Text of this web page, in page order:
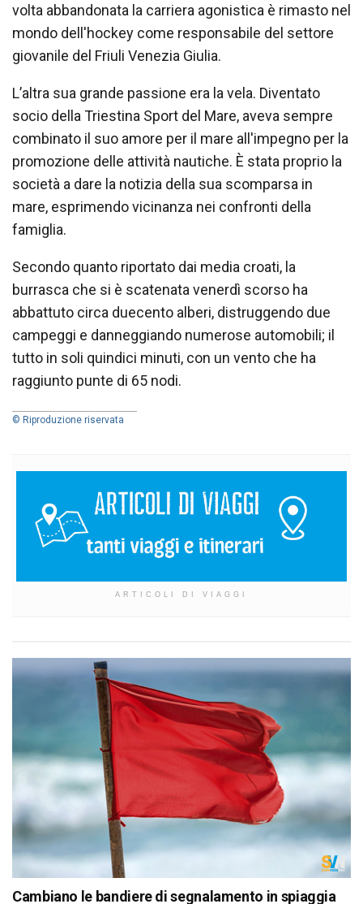
volta abbandonata la carriera agonistica è rimasto nel
mondo dell'hockey come responsabile del settore
giovanile del Friuli Venezia Giulia.
L’altra sua grande passione era la vela. Diventato
socio della Triestina Sport del Mare, aveva sempre
combinato il suo amore per il mare all'impegno per la
promozione delle attività nautiche. È stata proprio la
società a dare la notizia della sua scomparsa in
mare, esprimendo vicinanza nei confronti della
famiglia.
Secondo quanto riportato dai media croati, la
burrasca che si è scatenata venerdì scorso ha
abbattuto circa duecento alberi, distruggendo due
campeggi e danneggiando numerose automobili; il
tutto in soli quindici minuti, con un vento che ha
raggiunto punte di 65 nodi.
© Riproduzione riservata
ARTICOLI DI VIAGGI
Cambiano le bandiere di segnalamento in spiaggia